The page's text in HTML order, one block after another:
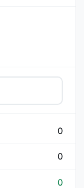
0
0
0